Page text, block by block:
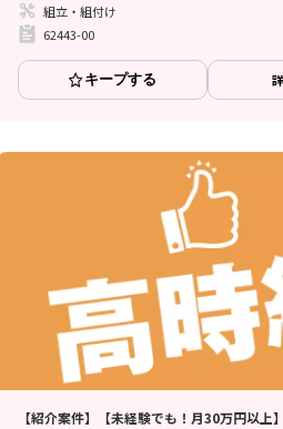
組立・組付け
62443-00
キープする
【紹介案件】【未経験でも！月30万円以